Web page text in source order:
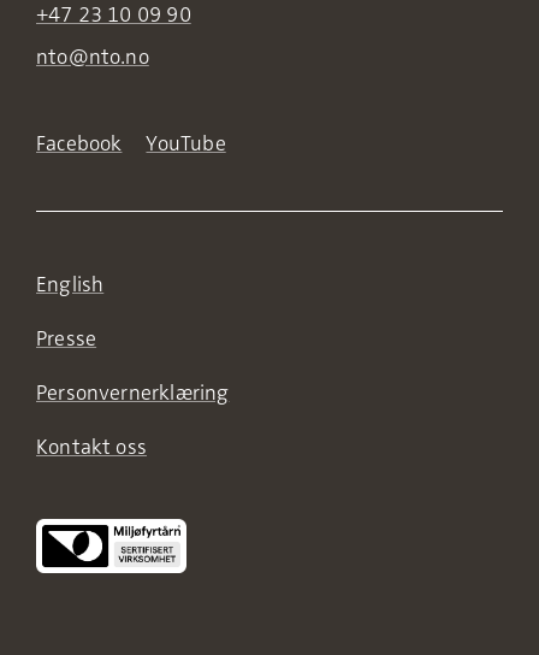
+47 23 10 09 90
nto@nto.no
Facebook YouTube
English
Presse
Personvernerklæring
Kontakt oss